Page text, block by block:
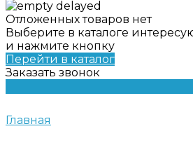
Отложенных товаров нет
Выберите в каталоге
и нажмите кнопку
Перейти в каталог
Заказать звонок
Главная